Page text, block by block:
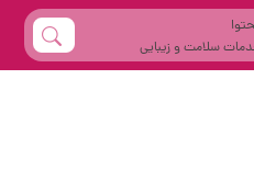
سلامت و زیبایی